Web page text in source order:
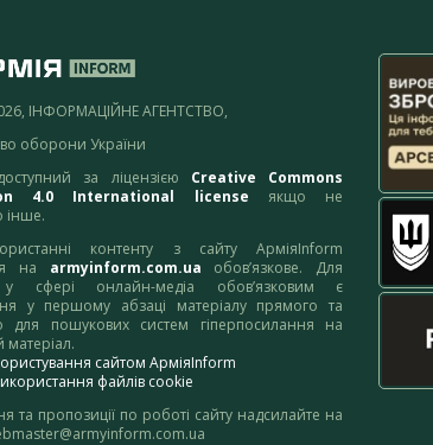
ІНФОРМАЦІЙНЕ АГЕНТСТВО,
оборони України
за ліцензією Creative Commons
4.0 International license якщо не
інше.
контенту з сайту АрміяInform
на armyinform.com.ua обов’язкове. Для
у сфері онлайн-медіа обов’язковим є
у першому абзаці матеріалу прямого та
для пошукових систем гіперпосилання на
матеріал.
сайтом АрміяInform
файлів cookie
та пропозиції по роботі сайту надсилайте на